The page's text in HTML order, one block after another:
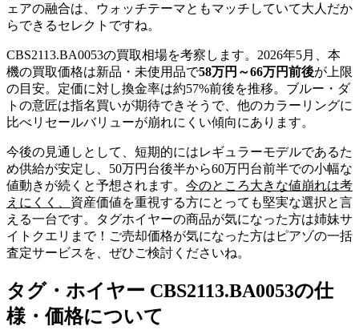
ェアの融合は、ウォッチテーマともマッチしていて大人だか
らできるセレクトですね。
CBS2113.BA0053の買取相場を考察します。2026年5月、本
機の買取価格は新品・未使用品で58万円～66万円前後が上限
の目安。定価に対し換金率は約57%前後を推移。ブルー・ダ
トの意匠は指名買いが期待できそうで、他のカラーリングに
比べリセールバリューが崩れにくい傾向にあります。
今後の見通しとして、短期的にはレギュラーモデルであるた
め供給が安定し、50万円台後半から60万円台前半での小幅な
値動きが続くと予想されます。 今のところ大きな値崩れは考
えにくく、 資産価値を重視する方にとっても堅実な選択と言
える一台です。タグホイヤーの商品が気になった方は姉妹サ
イトクエリまで！ご売却価格が気になった方はピアゾの一括
査定サービスを、ぜひご検討くださいね。
タグ・ホイヤー CBS2113.BA0053の仕
様・価格について